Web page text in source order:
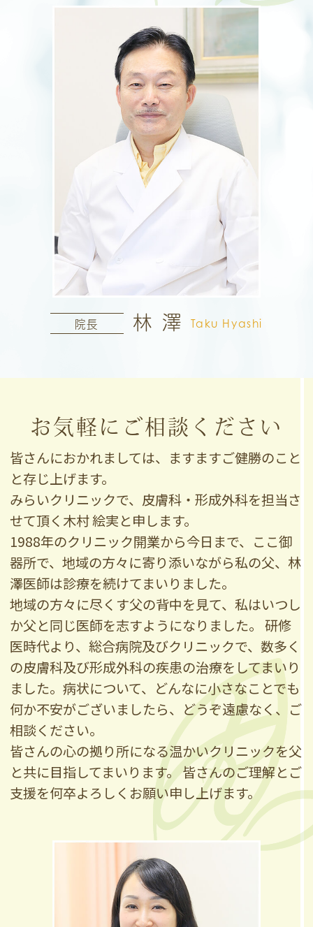
院長 林 澤 Taku Hyashi
お気軽にご相談ください
皆さんにおかれましては、ますますご健勝のこと
と存じ上げます。
みらいクリニックで、皮膚科・形成外科を担当さ
せて頂く木村 絵実と申します。
1988年のクリニック開業から今日まで、ここ御
器所で、地域の方々に寄り添いながら私の父、林
澤医師は診療を続けてまいりました。
地域の方々に尽くす父の背中を見て、私はいつし
か父と同じ医師を志すようになりました。 研修
医時代より、総合病院及びクリニックで、数多く
の皮膚科及び形成外科の疾患の治療をしてまいり
ました。病状について、どんなに小さなことでも
何か不安がございましたら、どうぞ遠慮なく、ご
相談ください。
皆さんの心の拠り所になる温かいクリニックを父
と共に目指してまいります。 皆さんのご理解とご
支援を何卒よろしくお願い申し上げます。